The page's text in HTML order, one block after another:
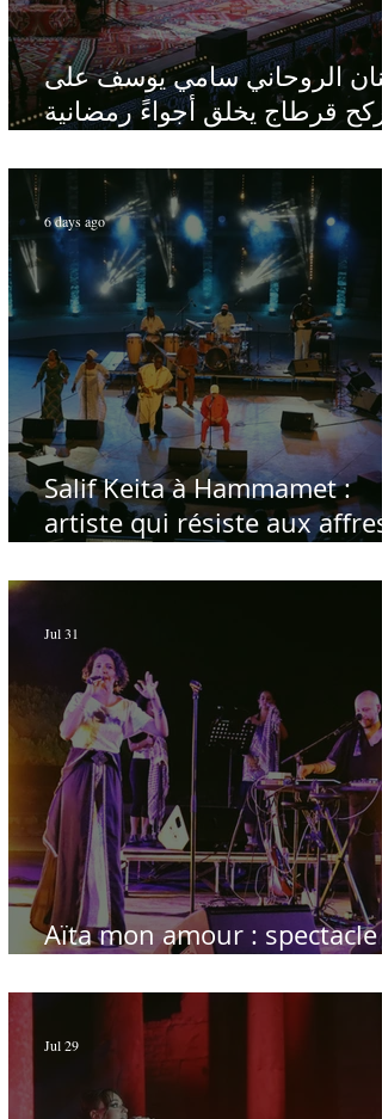
الروحاني سامي يوسف على
ركح قرطاج يخلق أجواءً رمضانية
Salif Keita à Hammamet :
artiste qui résiste aux affres
6 days ago
Aïta mon amour : spectacle
Jul 31
Jul 29